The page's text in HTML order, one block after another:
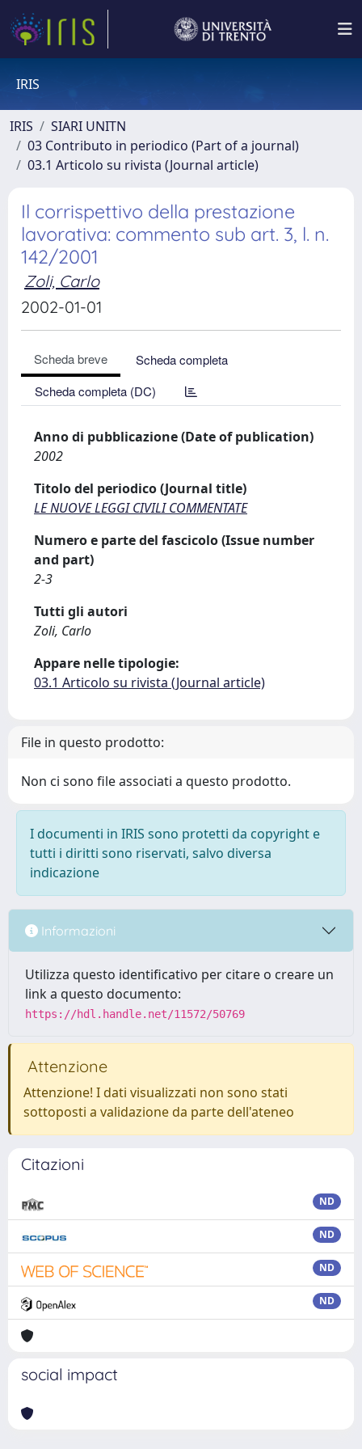
IRIS
IRIS
SIARI UNITN
03 Contributo in periodico (Part of a journal)
03.1 Articolo su rivista (Journal article)
Il corrispettivo della prestazione
lavorativa: commento sub art. 3, l. n.
142/2001
Zoli, Carlo
2002-01-01
Scheda breve
Scheda completa
Scheda completa (DC)
Anno di pubblicazione (Date of publication)
2002
Titolo del periodico (Journal title)
LE NUOVE LEGGI CIVILI COMMENTATE
Numero e parte del fascicolo (Issue number
and part)
2-3
Tutti gli autori
Zoli, Carlo
Appare nelle tipologie:
03.1 Articolo su rivista (Journal article)
File in questo prodotto:
Non ci sono file associati a questo prodotto.
I documenti in IRIS sono protetti da copyright e
tutti i diritti sono riservati, salvo diversa
indicazione
Informazioni
Utilizza questo identificativo per citare o creare un
link a questo documento:
https://hdl.handle.net/11572/50769
Attenzione
Attenzione! I dati visualizzati non sono stati
sottoposti a validazione da parte dell'ateneo
Citazioni
ND
ND
ND
ND
social impact